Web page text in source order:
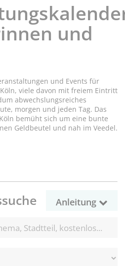
und
und Events für
viele davon mit freiem Eintritt
abwechslungsreiches
morgen und jeden Tag. Das
bemüht sich um eine bunte
Geldbeutel und nah im Veedel.
Anleitung